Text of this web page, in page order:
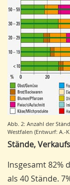
Abb. 2: Anzahl der
Westfalen (Entwurf: A.-
Stände,
Insgesamt 82%
als 40 Stände.